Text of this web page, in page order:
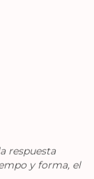
respuesta
y forma, el